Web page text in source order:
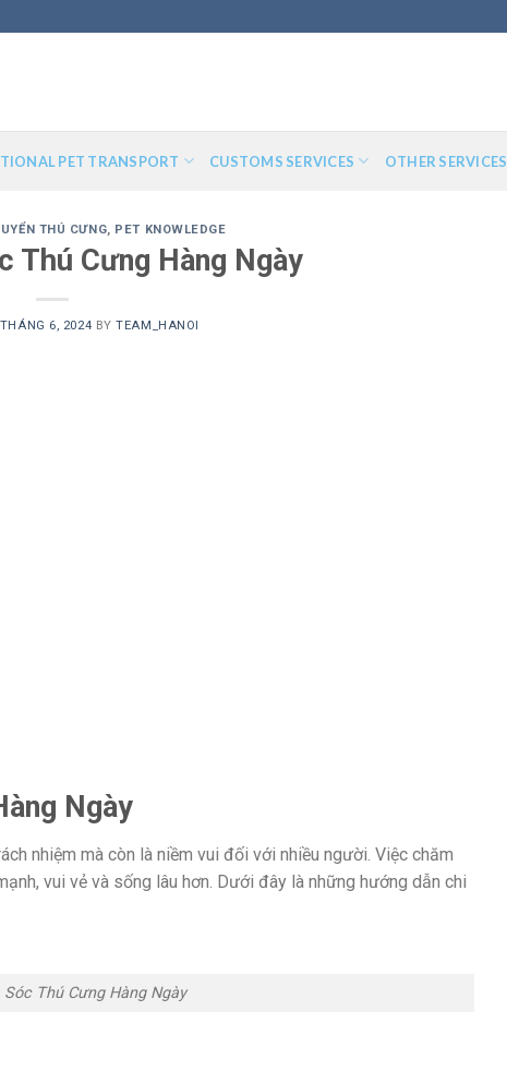
PET TRANSPORT CUSTOMS SERVICES OTHER SERVICES
THÚ CƯNG, PET KNOWLEDGE
Thú Cưng Hàng Ngày
6, 2024 BYTEAM_HANOI
Ngày
nhiệm mà còn là niềm vui đối với nhiều người. Việc chăm
vui vẻ và sống lâu hơn. Dưới đây là những hướng dẫn chi
Sóc Thú Cưng Hàng Ngày